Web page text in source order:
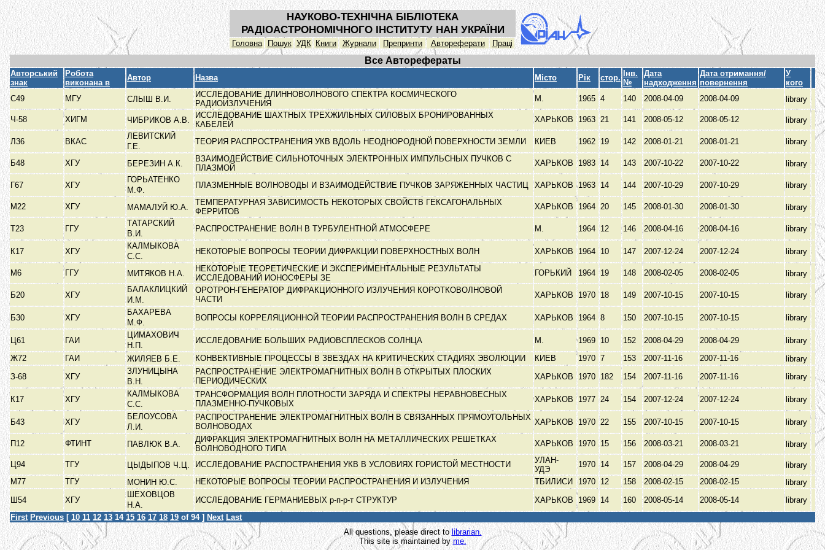
НАУКОВО-ТЕХНІЧНА БІБЛІОТЕКА
РАДІОАСТРОНОМІЧНОГО ІНСТИТУТУ НАН УКРАЇНИ
Головна Пошук УДК Книги Журнали Препринти Автореферати Праці
Все Авторефераты
Авторський
знак
Робота
виконана в
Автор Назва Місто Рік стор.
Інв.
№
Дата
надходження
Дата отримання/
повернення
У
кого
С49
МГУ СЛЫШ В.И.
ИССЛЕДОВАНИЕ ДЛИННОВОЛНОВОГО СПЕКТРА КОСМИЧЕСКОГО
РАДИОИЗЛУЧЕНИЯ
М. 1965 4 140 2008-04-09 2008-04-09 library
Ч-58 ХИГМ ЧИБРИКОВ А.В.
ИССЛЕДОВАНИЕ ШАХТНЫХ ТРЕХЖИЛЬНЫХ СИЛОВЫХ БРОНИРОВАННЫХ
КАБЕЛЕЙ
ХАРЬКОВ 1963 21 141 2008-05-12 2008-05-12 library
Л36 ВКАС
ЛЕВИТСКИЙ
Г.Е.
ТЕОРИЯ РАСПРОСТРАНЕНИЯ УКВ ВДОЛЬ НЕОДНОРОДНОЙ ПОВЕРХНОСТИ ЗЕМЛИ КИЕВ 1962 19 142 2008-01-21 2008-01-21 library
Б48 ХГУ БЕРЕЗИН А.К.
ВЗАИМОДЕЙСТВИЕ СИЛЬНОТОЧНЫХ ЭЛЕКТРОННЫХ ИМПУЛЬСНЫХ ПУЧКОВ С
ПЛАЗМОЙ
ХАРЬКОВ 1983 14 143 2007-10-22 2007-10-22 library
Г67 ХГУ
ГОРЬАТЕНКО
М.Ф.
ПЛАЗМЕННЫЕ ВОЛНОВОДЫ И ВЗАИМОДЕЙСТВИЕ ПУЧКОВ ЗАРЯЖЕННЫХ ЧАСТИЦ ХАРЬКОВ 1963 14 144 2007-10-29 2007-10-29 library
М22 ХГУ МАМАЛУЙ Ю.А.
ТЕМПЕРАТУРНАЯ ЗАВИСИМОСТЬ НЕКОТОРЫХ СВОЙСТВ ГЕКСАГОНАЛЬНЫХ
ФЕРРИТОВ
ХАРЬКОВ 1964 20 145 2008-01-30 2008-01-30 library
Т23 ГГУ
ТАТАРСКИЙ
В.И.
РАСПРОСТРАНЕНИЕ ВОЛН В ТУРБУЛЕНТНОЙ АТМОСФЕРЕ М. 1964 12 146 2008-04-16 2008-04-16 library
К17 ХГУ
КАЛМЫКОВА
С.С.
НЕКОТОРЫЕ ВОПРОСЫ ТЕОРИИ ДИФРАКЦИИ ПОВЕРХНОСТНЫХ ВОЛН ХАРЬКОВ 1964 10 147 2007-12-24 2007-12-24 library
М6 ГГУ МИТЯКОВ Н.А.
НЕКОТОРЫЕ ТЕОРЕТИЧЕСКИЕ И ЭКСПЕРИМЕНТАЛЬНЫЕ РЕЗУЛЬТАТЫ
ИССЛЕДОВАНИЙ ИОНОСФЕРЫ ЗЕ
ГОРЬКИЙ 1964 19 148 2008-02-05 2008-02-05 library
Б20 ХГУ
БАЛАКЛИЦКИЙ
И.М.
ОРОТРОН-ГЕНЕРАТОР ДИФРАКЦИОННОГО ИЗЛУЧЕНИЯ КОРОТКОВОЛНОВОЙ
ЧАСТИ
ХАРЬКОВ 1970 18 149 2007-10-15 2007-10-15 library
Б30 ХГУ
БАХАРЕВА
М.Ф.
ВОПРОСЫ КОРРЕЛЯЦИОННОЙ ТЕОРИИ РАСПРОСТРАНЕНИЯ ВОЛН В СРЕДАХ ХАРЬКОВ 1964 8 150 2007-10-15 2007-10-15 library
Ц61 ГАИ
ЦИМАХОВИЧ
Н.П.
ИССЛЕДОВАНИЕ БОЛЬШИХ РАДИОВСПЛЕСКОВ СОЛНЦА М. 1969 10 152 2008-04-29 2008-04-29
library
Ж72
ГАИ ЖИЛЯЕВ Б.Е. КОНВЕКТИВНЫЕ ПРОЦЕССЫ В ЗВЕЗДАХ НА КРИТИЧЕСКИХ СТАДИЯХ ЭВОЛЮЦИИ КИЕВ 1970 7 153 2007-11-16 2007-11-16
library
З-68
ХГУ
ЗЛУНИЦЫНА
В.Н.
РАСПРОСТРАНЕНИЕ ЭЛЕКТРОМАГНИТНЫХ ВОЛН В ОТКРЫТЫХ ПЛОСКИХ
ПЕРИОДИЧЕСКИХ
ХАРЬКОВ 1970 182 154 2007-11-16 2007-11-16 library
К17 ХГУ
КАЛМЫКОВА
С.С.
ТРАНСФОРМАЦИЯ ВОЛН ПЛОТНОСТИ ЗАРЯДА И СПЕКТРЫ НЕРАВНОВЕСНЫХ
ПЛАЗМЕННО-ПУЧКОВЫХ
ХАРЬКОВ 1977 24 154 2007-12-24 2007-12-24 library
Б43 ХГУ
БЕЛОУСОВА
Л.И.
РАСПРОСТРАНЕНИЕ ЭЛЕКТРОМАГНИТНЫХ ВОЛН В СВЯЗАННЫХ ПРЯМОУГОЛЬНЫХ
ВОЛНОВОДАХ
ХАРЬКОВ 1970 22 155 2007-10-15 2007-10-15 library
П12 ФТИНТ ПАВЛЮК В.А.
ДИФРАКЦИЯ ЭЛЕКТРОМАГНИТНЫХ ВОЛН НА МЕТАЛЛИЧЕСКИХ РЕШЕТКАХ
ВОЛНОВОДНОГО ТИПА
ХАРЬКОВ 1970 15 156 2008-03-21 2008-03-21 library
Ц94 ТГУ ЦЫДЫПОВ Ч.Ц. ИССЛЕДОВАНИЕ РАСПОСТРАНЕНИЯ УКВ В УСЛОВИЯХ ГОРИСТОЙ МЕСТНОСТИ
УЛАН-
УДЭ
1970 14 157 2008-04-29 2008-04-29
library
М77
ТГУ МОНИН Ю.С. НЕКОТОРЫЕ ВОПРОСЫ ТЕОРИИ РАСПРОСТРАНЕНИЯ И ИЗЛУЧЕНИЯ ТБИЛИСИ 1970 12 158 2008-02-15 2008-02-15
library
Ш54
ХГУ
ШЕХОВЦОВ
Н.А.
ИССЛЕДОВАНИЕ ГЕРМАНИЕВЫХ р-п-р-т СТРУКТУР ХАРЬКОВ 1969 14 160 2008-05-14 2008-05-14
library
First Previous [ 10 11 12 13 14 15 16 17 18 19 of 94 ] Next Last
All questions, please direct to librarian.
This site is maintained byme.